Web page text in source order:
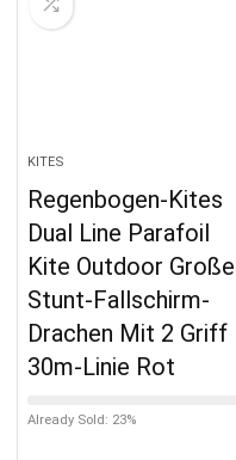
KITES
Regenbogen-Kites
Dual Line Parafoil
Kite Outdoor Große
Stunt-Fallschirm-
Drachen Mit 2 Griff
30m-Linie Rot
Already Sold: 23%